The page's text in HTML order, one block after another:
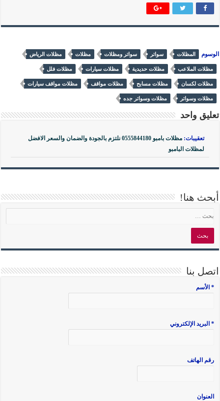
الوسوم المظلات سواتر سواتر ومظلات مظلات مظلات الرياض
مظلات الملاعب مظلات حديدية مظلات سيارات مظلات فلل
مظلات لكسان مظلات مسابح مظلات مواقف مظلات مواقف سيارات
مظلات وسواتر مظلات وسواتر جده
تعليق واحد
تعقيبات:
مظلات بامبو 0555844180 نلتزم بالجودة والضمان والسعر الافضل
لمظلات البامبو
أبحث هنا!
اتصل بنا
* الأسم
* البريد الإلكتروني
رقم الهاتف
العنوان